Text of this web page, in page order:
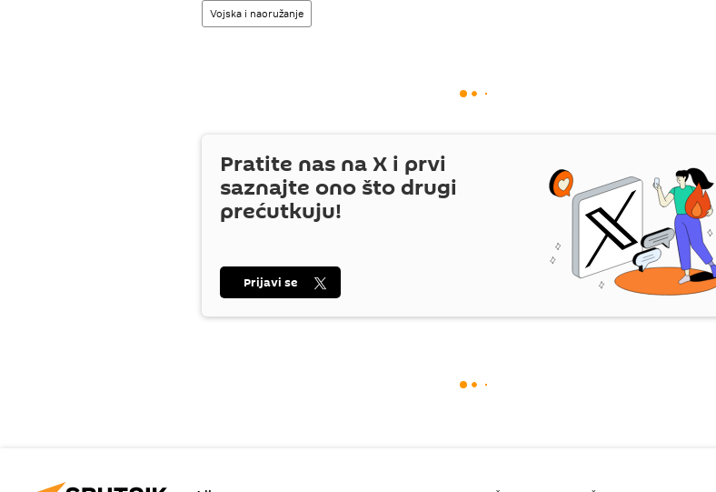
Vojska i naoružanje
Pratite nas naX i prvi
saznajte ono što drugi
prećutkuju!
Prijavi se